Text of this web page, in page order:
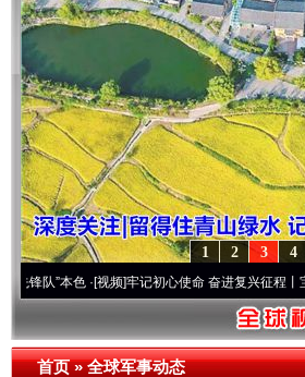
4
3
2
1
·[视频]牢记初心使命 奋进复兴征程丨宝塔山下好
首页»全球军事动态